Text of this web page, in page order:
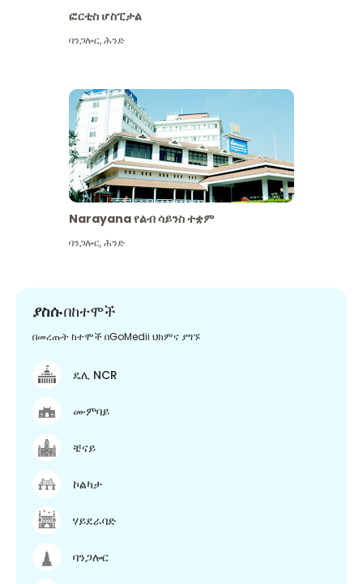
ፎርቲስ ሆስፒታል
ባንጋሎር,ሕንድ
Narayana የልብ ሳይንስ ተቋም
ባንጋሎር,ሕንድ
ያስሱበከተሞች
በመረጡት ከተሞች በGoMedii ህክምና ያግኙ
ዴሊ NCR
ሙምባይ
ቼናይ
ኮልካታ
ሃይደራባድ
ባንጋሎር